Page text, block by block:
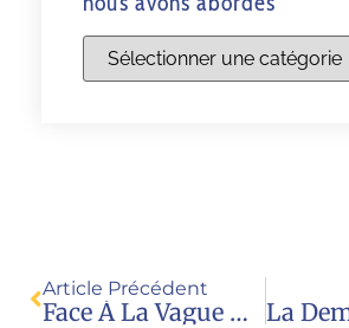
Article Précédent
Face À La Vague Des Transgenres, La Suède Commence À Douter (Le Figaro, 14 06 21)